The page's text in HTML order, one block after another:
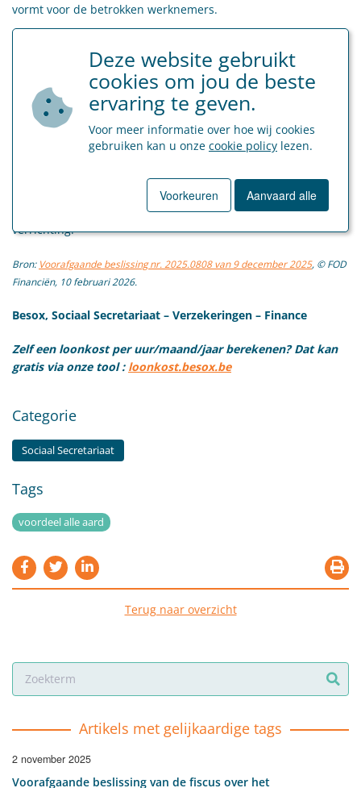
vormt voor de betrokken werknemers.
Hoewel het uitdelen van voedingswaren in principe
aanleiding geeft tot een belastbaar voordeel van alle aard,
wordt in deze specifieke situatie geen belastbaar voordeel
weerhouden, op voorwaarde dat de verdeling gebeurt zoals
beschreven en de waarde van de voordelen verwaarloosbaar
Tot slot wordt benadrukt dat deze beslissing geen uitspraak
doet over de toepassing van de btw-regelgeving op deze
verrichting.
Bron: Voorafgaande beslissing nr. 2025.0808 van 9 december 2025, © FOD
Financiën, 10 februari 2026.
Besox, Sociaal Secretariaat – Verzekeringen – Finance
Zelf een loonkost per uur/maand/jaar berekenen? Dat kan
gratis via onze tool : loonkost.besox.be
Categorie
Sociaal Secretariaat
Tags
voordeel alle aard
Terug naar overzicht
Artikels met gelijkaardige tags
2 november 2025
Voorafgaande beslissing van de fiscus over het
Deze website gebruikt
cookies om jou de beste
ervaring te geven.
Voor meer informatie over hoe wij cookies
gebruiken kan u onze cookie policy lezen.
Voorkeuren Aanvaard alle